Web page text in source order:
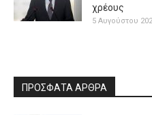
χρέους
5 Αυγούστου
ΠΡΟΣΦΑΤΑ ΑΡΘΡΑ